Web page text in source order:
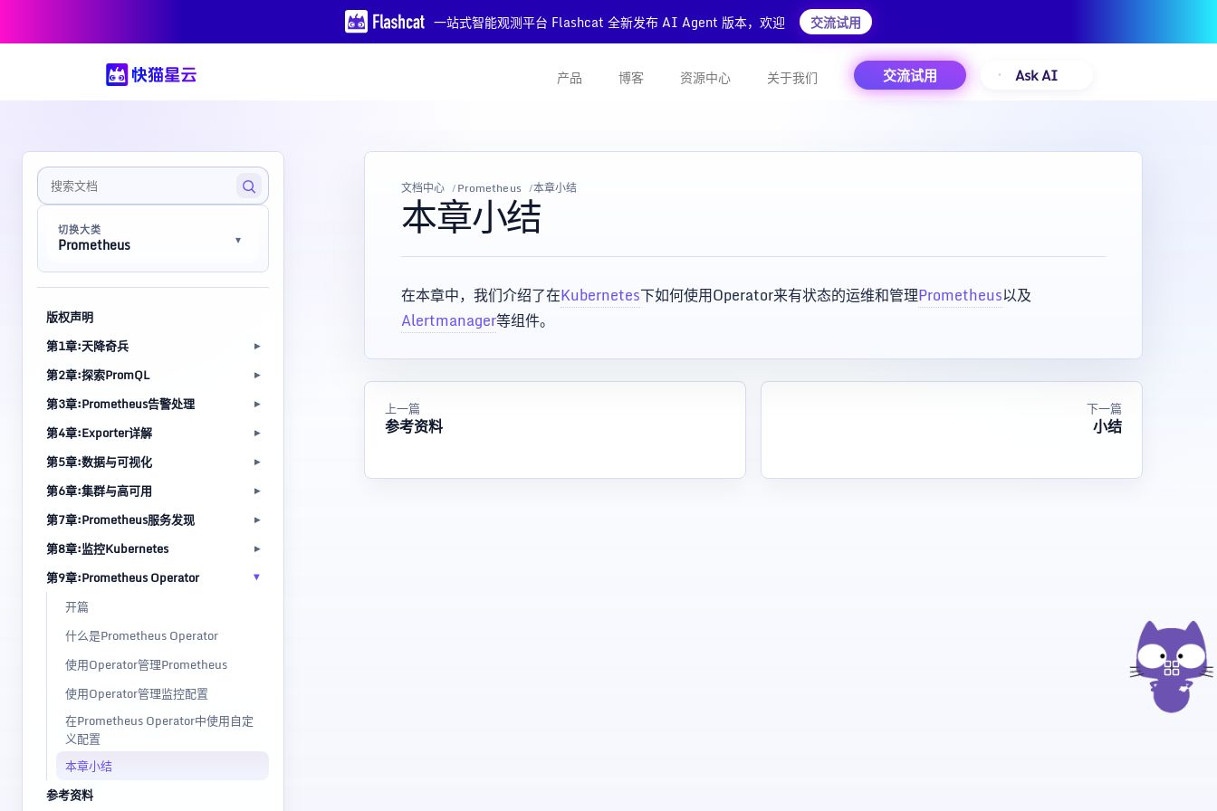
一站式智能观测平台 Flashcat 全新发布 AI Agent 版本，欢迎 交流试用
产品 博客 资源中心 关于我们 交流试用 Ask AI
切换大类
Prometheus
版权声明
第1章:天降奇兵
第2章:探索PromQL
第3章:Prometheus告警处理
第4章:Exporter详解
第5章:数据与可视化
第6章:集群与高可用
第7章:Prometheus服务发现
第8章:监控Kubernetes
第9章:Prometheus Operator
开篇
什么是Prometheus Operator
使用Operator管理Prometheus
使用Operator管理监控配置
在Prometheus Operator中使用自定
义配置
本章小结
参考资料
文档中心 Prometheus 本章小结
本章小结
在本章中，我们介绍了在Kubernetes下如何使用Operator来有状态的运维和管理Prometheus以及
Alertmanager等组件。
上一篇
参考资料
下一篇
小结